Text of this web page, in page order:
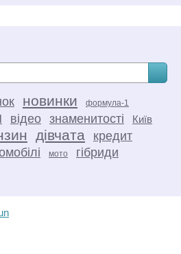
новинки формула-1
відео знаменитості Київ
дівчата кредит
мото гібриди